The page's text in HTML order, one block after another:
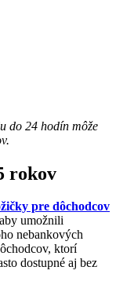
do 24 hodín môže
rokov
pre dôchodcov
umožnili
nebankových
ktorí
dostupné aj bez